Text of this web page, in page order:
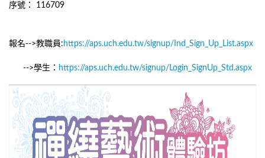
序號： 116709
報名-->教職員: https://aps.uch.edu.tw/signup/Ind_Sign_Up_List.aspx
-->學生： https://aps.uch.edu.tw/signup/Login_SignUp_Std.aspx